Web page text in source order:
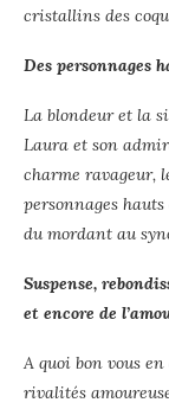
cristallins des
Des personnages
La blondeur et la
Laura et son
charme ravageur,
personnages
du mordant au
Suspense,
et encore de
A quoi bon vous en
rivalités